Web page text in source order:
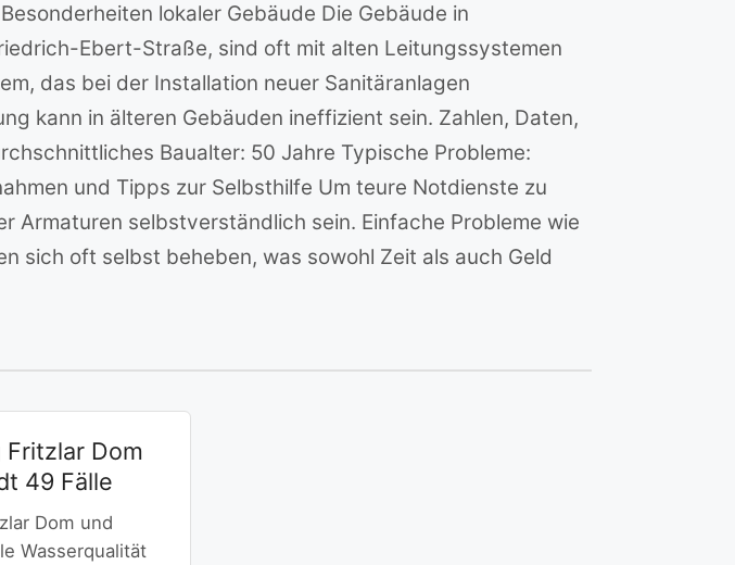
lokaler Gebäude Die Gebäude in
Ebert-Straße, sind oft mit alten Leitungssystemen
das bei der Installation neuer Sanitäranlagen
kann in älteren Gebäuden ineffizient sein. Zahlen, Daten,
Baualter: 50 Jahre Typische Probleme:
und Tipps zur Selbsthilfe Um teure Notdienste zu
Armaturen selbstverständlich sein. Einfache Probleme wie
sich oft selbst beheben, was sowohl Zeit als auch Geld
Dom
49 Fälle
Dom und
Wasserqualität